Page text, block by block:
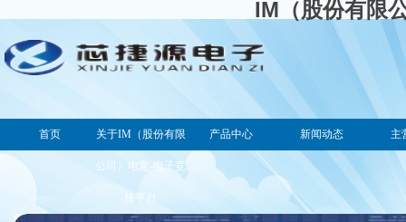
IM（股份有限
首页 关于IM（股份有限
公司）电竞-电子竞
技平台
产品中心 新闻动态 主